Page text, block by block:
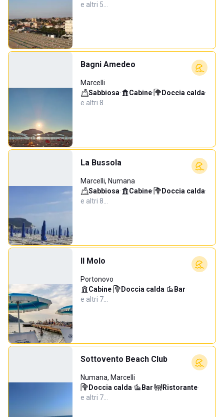
e altri 5…
Bagni Amedeo
Marcelli
Sabbiosa· Cabine· Doccia calda·
e altri 8…
La Bussola
Marcelli, Numana
Sabbiosa· Cabine· Doccia calda·
e altri 8…
Il Molo
Portonovo
Cabine· Doccia calda· Bar·
e altri 7…
Sottovento Beach Club
Numana, Marcelli
Doccia calda· Bar· Ristorante·
e altri 7…